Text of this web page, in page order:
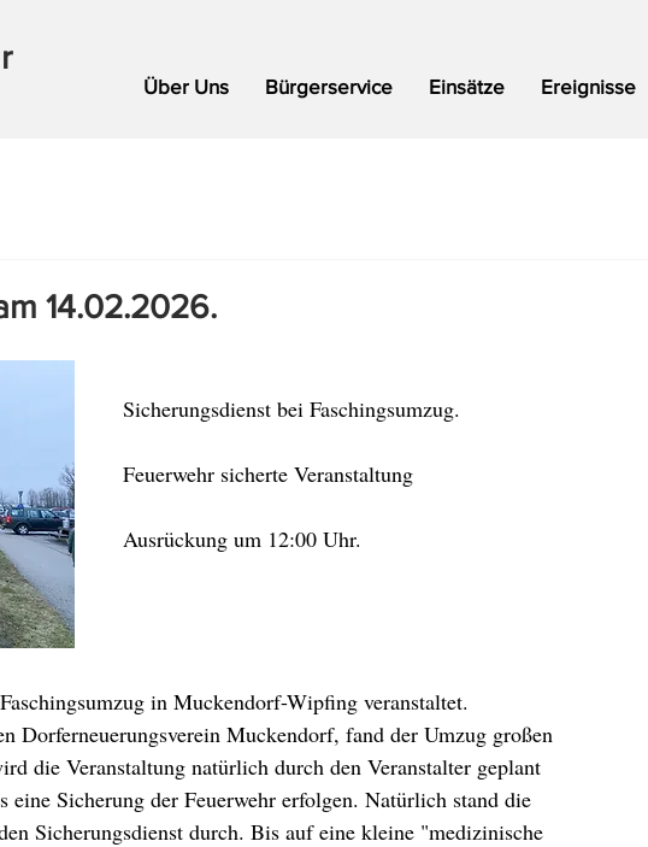
Über Uns Bürgerservice Einsätze Ereignisse
14.02.2026.
Sicherungsdienst bei Faschingsumzug.
Feuerwehr sicherte Veranstaltung
Ausrückung um 12:00 Uhr.
in Muckendorf-Wipfing veranstaltet.
Dorferneuerungsverein Muckendorf, fand der Umzug großen
die Veranstaltung natürlich durch den Veranstalter geplant
eine Sicherung der Feuerwehr erfolgen. Natürlich stand die
Sicherungsdienst durch. Bis auf eine kleine "medizinische